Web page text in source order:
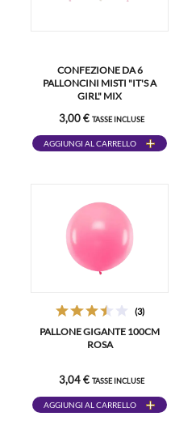
CONFEZIONE DA 6
PALLONCINI MISTI "IT'S A
GIRL" MIX
3,00 € TASSE INCLUSE
AGGIUNGI AL CARRELLO
(3)
PALLONE GIGANTE 100CM
ROSA
3,04 € TASSE INCLUSE
AGGIUNGI AL CARRELLO